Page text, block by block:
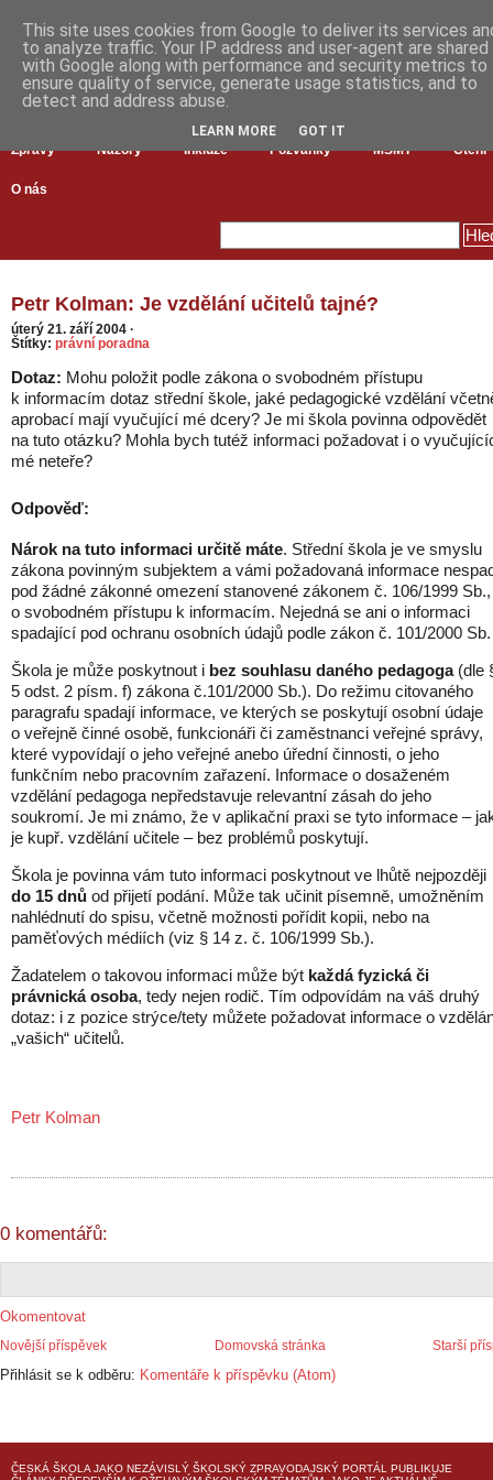
Zprávy Názory Inkluze Pozvánky MŠMT Čtení
O nás
Petr Kolman: Je vzdělání učitelů tajné?
úterý 21. září 2004 ·
Štítky: právní poradna
Dotaz: Mohu položit podle zákona o svobodném přístupu
k informacím dotaz střední škole, jaké pedagogické vzdělání
aprobací mají vyučující mé dcery? Je mi škola povinna odpovědět
na tuto otázku? Mohla bych tutéž informaci požadovat i o
mé neteře?
Odpověď:
Nárok na tuto informaci určitě máte. Střední škola je ve smyslu
zákona povinným subjektem a vámi požadovaná informace
pod žádné zákonné omezení stanovené zákonem č. 106/1999 Sb.,
o svobodném přístupu k informacím. Nejedná se ani o informaci
spadající pod ochranu osobních údajů podle zákon č. 101/2000 Sb.
Škola je může poskytnout i bez souhlasu daného pedagoga(dle
5 odst. 2 písm. f) zákona č.101/2000 Sb.). Do režimu citovaného
paragrafu spadají informace, ve kterých se poskytují osobní údaje
o veřejně činné osobě, funkcionáři či zaměstnanci veřejné správy,
které vypovídají o jeho veřejné anebo úřední činnosti, o jeho
funkčním nebo pracovním zařazení. Informace o dosaženém
vzdělání pedagoga nepředstavuje relevantní zásah do jeho
soukromí. Je mi známo, že v aplikační praxi se tyto informace –
je kupř. vzdělání učitele – bez problémů poskytují.
Škola je povinna vám tuto informaci poskytnout ve lhůtě nejpozději
do 15 dnů od přijetí podání. Může tak učinit písemně, umožněním
nahlédnutí do spisu, včetně možnosti pořídit kopii, nebo na
paměťových médiích (viz § 14 z. č. 106/1999 Sb.).
Žadatelem o takovou informaci může být každá fyzická či
právnická osoba, tedy nejen rodič. Tím odpovídám na váš druhý
dotaz: i z pozice strýce/tety můžete požadovat informace o
„vašich“ učitelů.
Petr Kolman
0 komentářů:
Okomentovat
Novější příspěvek Starší
Domovská stránka
Přihlásit se k odběru: Komentáře k příspěvku (Atom)
ČESKÁ ŠKOLAJAKO NEZÁVISLÝ ŠKOLSKÝ ZPRAVODAJSKÝ PORTÁL PUBLIKUJE
This site uses cookies from Google to deliver its services
to analyze traffic. Your IP address and user-agent are shared
with Google along with performance and security metrics to
ensure quality of service, generate usage statistics, and to
detect and address abuse.
LEARN MORE GOT IT